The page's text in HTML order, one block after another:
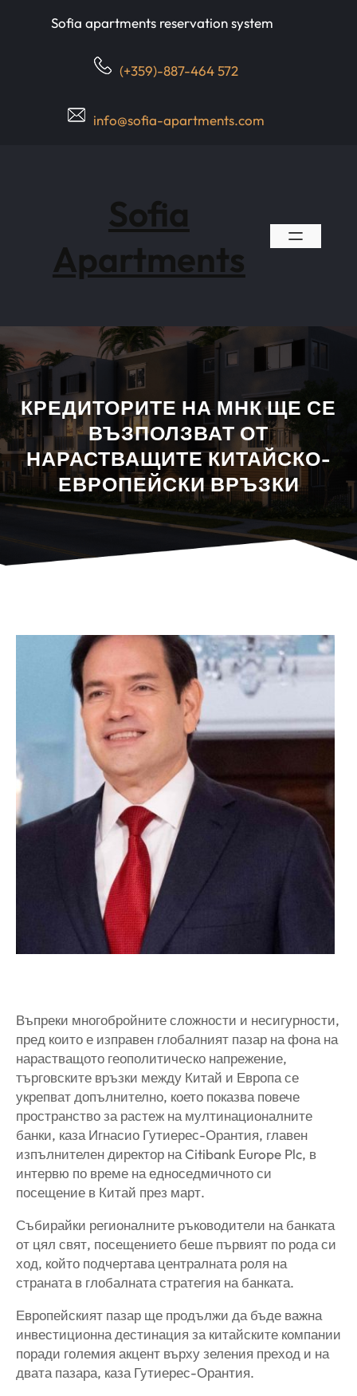
Sofia apartments reservation system
(+359)-887-464 572
info@sofia-apartments.com
Sofia
Apartments
КРЕДИТОРИТЕ НА МНК ЩЕ СЕ
ВЪЗПОЛЗВАТ ОТ
НАРАСТВАЩИТЕ КИТАЙСКО-
ЕВРОПЕЙСКИ ВРЪЗКИ
Въпреки многобройните сложности и несигурности,
пред които е изправен глобалният пазар на фона на
нарастващото геополитическо напрежение,
търговските връзки между Китай и Европа се
укрепват допълнително, което показва повече
пространство за растеж на мултинационалните
банки, каза Игнасио Гутиерес-Орантия, главен
изпълнителен директор на Citibank Europe Plc, в
интервю по време на едноседмичното си
посещение в Китай през март.
Събирайки регионалните ръководители на банката
от цял ​​свят, посещението беше първият по рода си
ход, който подчертава централната роля на
страната в глобалната стратегия на банката.
Европейският пазар ще продължи да бъде важна
инвестиционна дестинация за китайските компании
поради големия акцент върху зеления преход и на
двата пазара, каза Гутиерес-Орантия.